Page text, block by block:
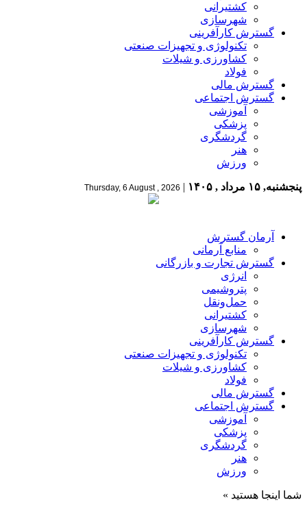
کشتیرانی
شهرسازی
گسترش کارآفرینی
تکنولوژی و تجهیزات صنعتی
کشاورزی و شیلات
فولاد
گسترش مالی
گسترش اجتماعی
آموزشی
پزشکی
گردشگری
هنر
ورزش
پنجشنبه, ۱۵ مرداد , ۱۴۰۵ |
Thursday, 6 August , 2026
آرمان گسترش
منابع آرمانی
گسترش تجارت و بازرگانی
انرژی
پتروشیمی
حمل‌و‌نقل
کشتیرانی
شهرسازی
گسترش کارآفرینی
تکنولوژی و تجهیزات صنعتی
کشاورزی و شیلات
فولاد
گسترش مالی
گسترش اجتماعی
آموزشی
پزشکی
گردشگری
هنر
ورزش
شما اینجا هستید »